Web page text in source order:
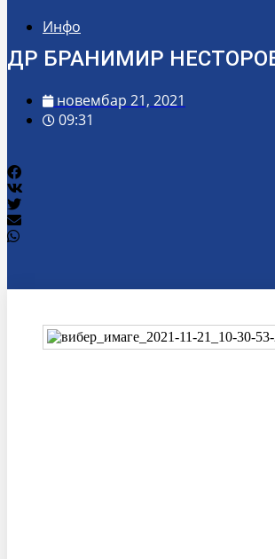
Инфо
ДР БРАНИМИР
новембар 21, 2021
09:31